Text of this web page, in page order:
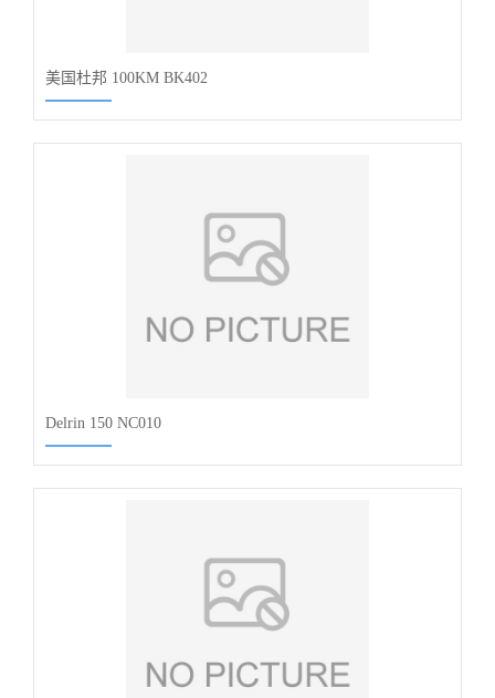
美国杜邦 100KM BK402
Delrin 150 NC010